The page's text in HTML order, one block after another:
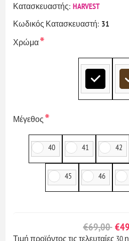
Κατασκευαστής: HARVEST
Κωδικός Κατασκευαστή: 31
Χρώμα*
Μέγεθος*
40 41 42
45 46
€69,00
Τιμή προϊόντος τις τελευταίες 30